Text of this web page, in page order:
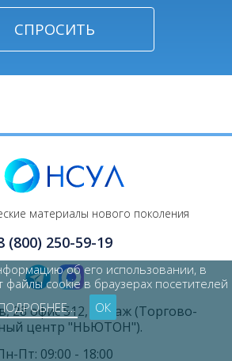
материалы нового поколения
(800) 250-59-19
28 офис 512, 5 этаж (Торгово-
центр "НЬЮТОН").
Пт: 09:00 - 18:00
об его использовании, в
файлы cookie в браузерах посетителей
ОК